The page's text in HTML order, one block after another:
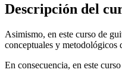
Descripción del
Asimismo, en este curso de
conceptuales y metodológicos
En consecuencia, en este